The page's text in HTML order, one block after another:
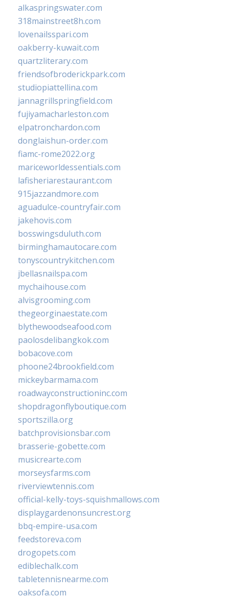
alkaspringswater.com
318mainstreet8h.com
lovenailsspari.com
oakberry-kuwait.com
quartzliterary.com
friendsofbroderickpark.com
studiopiattellina.com
jannagrillspringfield.com
fujiyamacharleston.com
elpatronchardon.com
donglaishun-order.com
fiamc-rome2022.org
mariceworldessentials.com
lafisheriarestaurant.com
915jazzandmore.com
aguadulce-countryfair.com
jakehovis.com
bosswingsduluth.com
birminghamautocare.com
tonyscountrykitchen.com
jbellasnailspa.com
mychaihouse.com
alvisgrooming.com
thegeorginaestate.com
blythewoodseafood.com
paolosdelibangkok.com
bobacove.com
phoone24brookfield.com
mickeybarmama.com
roadwayconstructioninc.com
shopdragonflyboutique.com
sportszilla.org
batchprovisionsbar.com
brasserie-gobette.com
musicrearte.com
morseysfarms.com
riverviewtennis.com
official-kelly-toys-squishmallows.com
displaygardenonsuncrest.org
bbq-empire-usa.com
feedstoreva.com
drogopets.com
ediblechalk.com
tabletennisnearme.com
oaksofa.com